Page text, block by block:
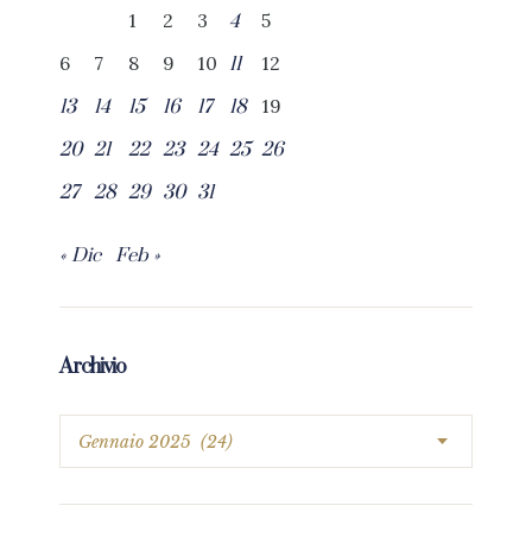
1
2 3 4
5
6
7 8 9 10 11
12
13
14 15 16 17 18
19
20 21 22 23 24 25 26
27 28 29 30 31
« Dic Feb »
Archivio